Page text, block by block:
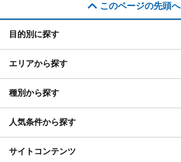
このページの先頭へ
目的別に探す
エリアから探す
種別から探す
人気条件から探す
サイトコンテンツ